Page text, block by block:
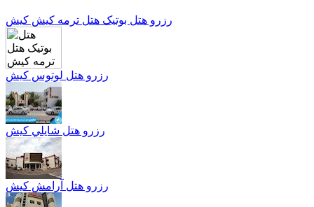
رزرو هتل بوتيک هتل ترمه کيش کیش
رزرو هتل لوتوس کیش
رزرو هتل شايلي کیش
رزرو هتل آرامش کیش